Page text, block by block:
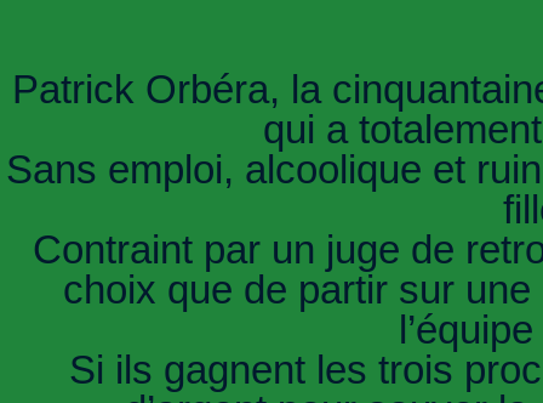
Patrick Orbéra, la
qui a
Sans emploi, alcoolique et
Contraint par un juge de
choix que de partir sur
Si ils gagnent les trois